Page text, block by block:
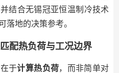
结合无锡冠亚恒温制冷技术
落地的决策参考。
配热负荷与工况边界
于计算热负荷，而非简单对